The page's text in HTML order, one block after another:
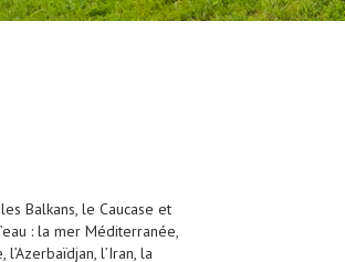
Balkans, le Caucase et
: la mer Méditerranée,
l’Iran, la